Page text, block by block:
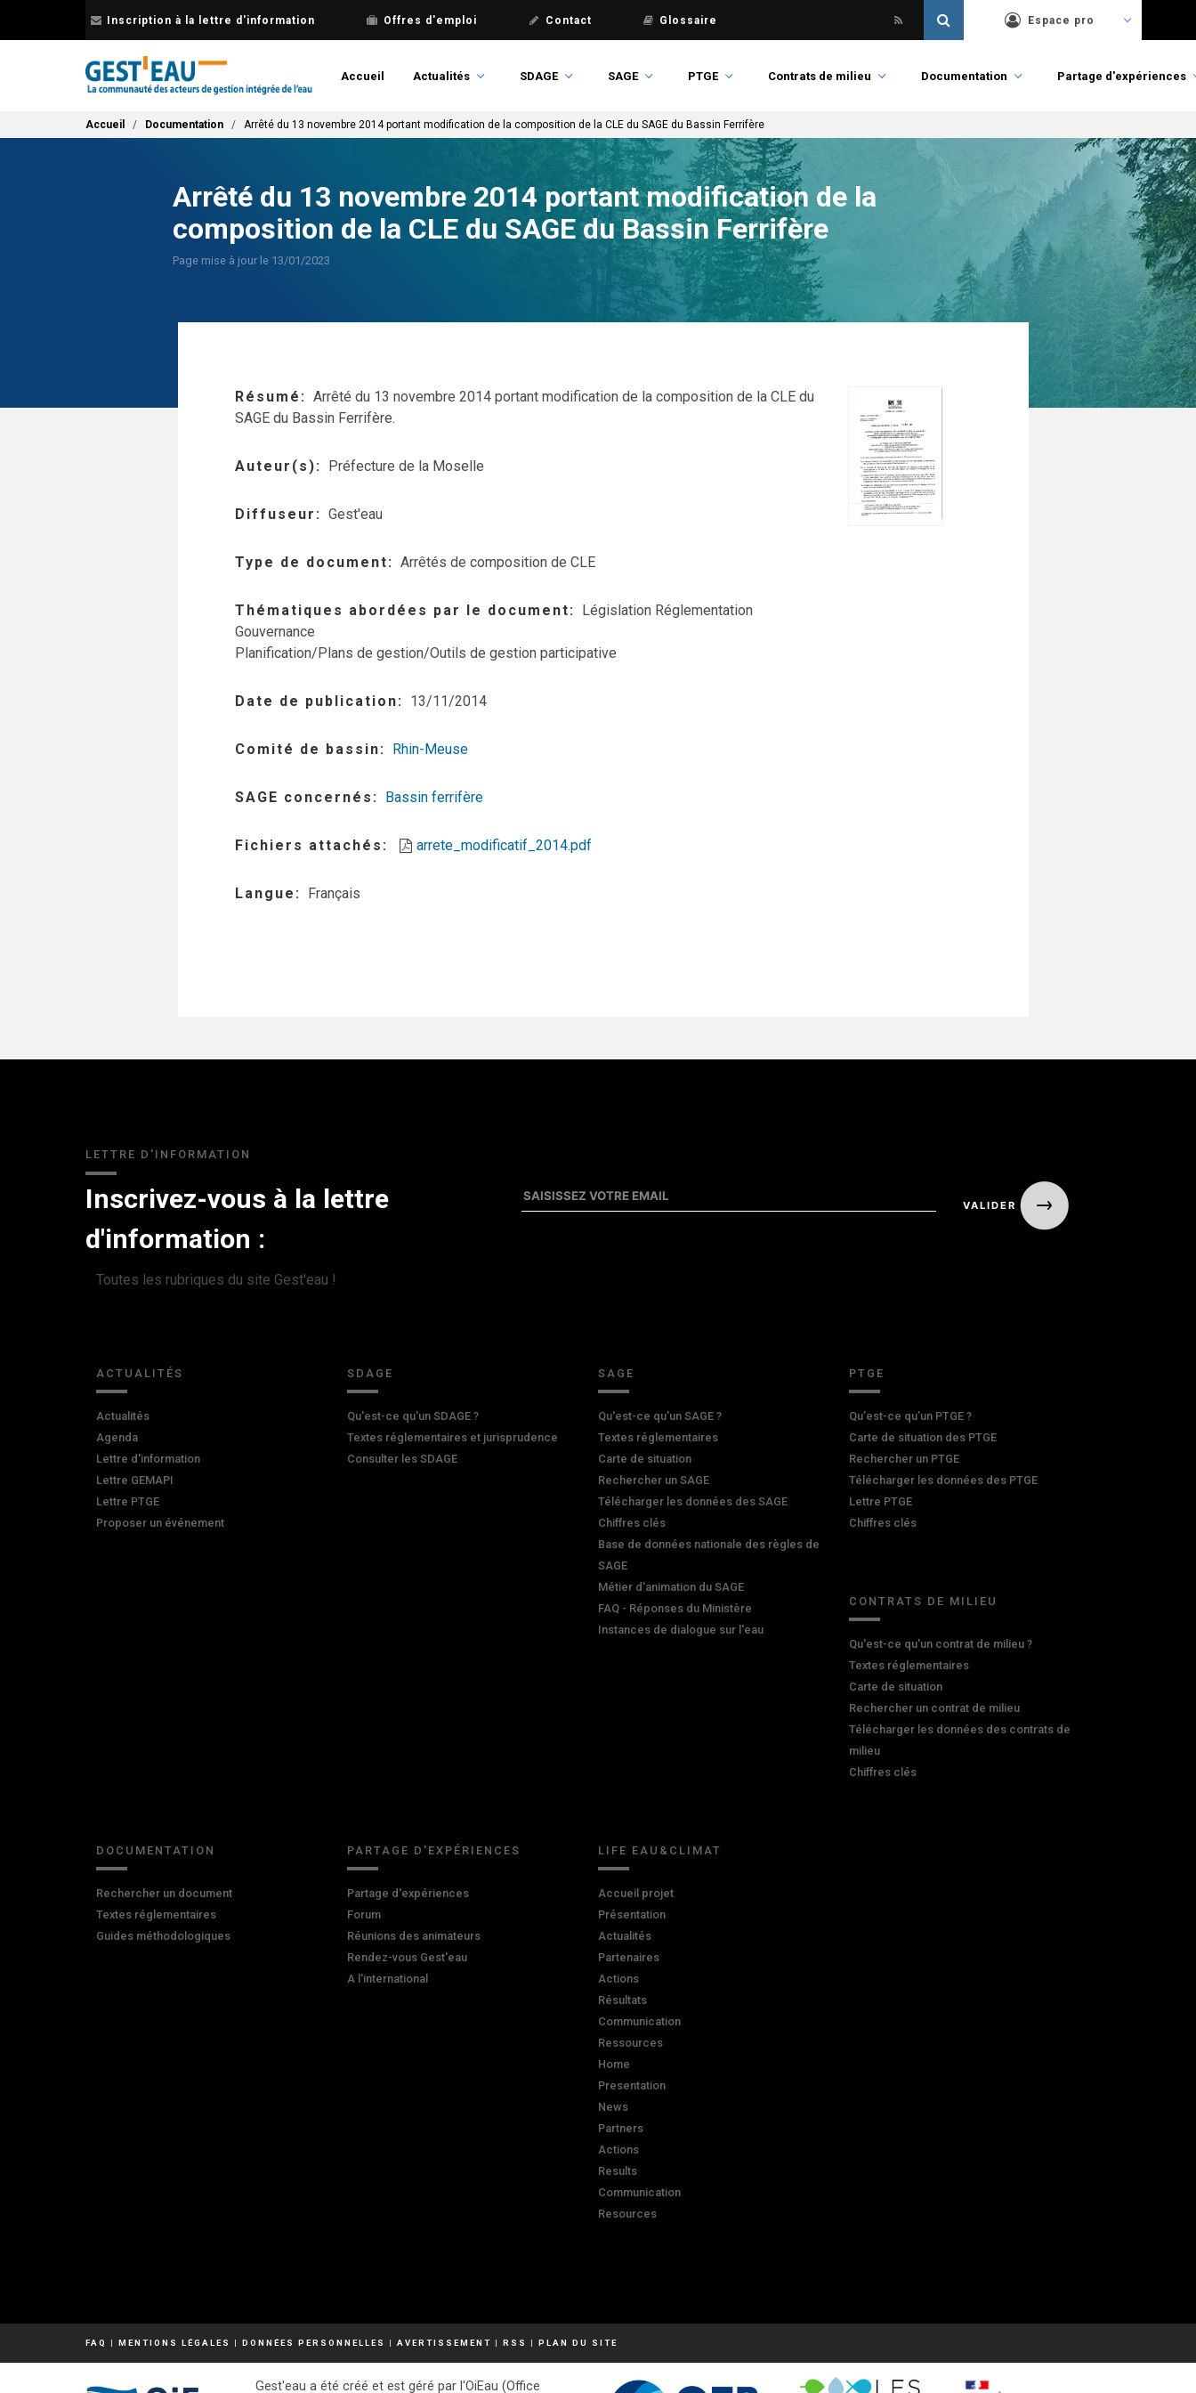
Inscription à la lettre d'information Offres d'emploi Contact Glossaire Espace pro
Accueil Actualités SDAGE SAGE PTGE Contrats de milieu Documentation Partage d'expériences
Fil d'Ariane
Accueil Documentation Arrêté du 13 novembre 2014 portant modification de la composition de la CLE du SAGE du Bassin Ferrifère
Arrêté du 13 novembre 2014 portant modification de la
composition de la CLE du SAGE du Bassin Ferrifère
Page mise à jour le 13/01/2023
Résumé
Arrêté du 13 novembre 2014 portant modification de la composition de la CLE du
SAGE du Bassin Ferrifère.
Auteur(s) Préfecture de la Moselle
Diffuseur Gest'eau
Type de document Arrêtés de composition de CLE
Thématiques abordées par le document
Législation Réglementation
Gouvernance
Planification/Plans de gestion/Outils de gestion participative
Date de publication 13/11/2014
Comité de bassin Rhin-Meuse
SAGE concernés Bassin ferrifère
Fichiers attachés arrete_modificatif_2014.pdf
Langue Français
LETTRE D'INFORMATION
Inscrivez-vous à la lettre
d'information :
Toutes les rubriques du site Gest'eau !
ACTUALITÉS
Actualités
Agenda
Lettre d'information
Lettre GEMAPI
Lettre PTGE
Proposer un événement
SDAGE
Qu'est-ce qu'un SDAGE ?
Textes réglementaires et jurisprudence
Consulter les SDAGE
SAGE
Qu'est-ce qu'un SAGE ?
Textes réglementaires
Carte de situation
Rechercher un SAGE
Télécharger les données des SAGE
Chiffres clés
Base de données nationale des règles de
SAGE
Métier d'animation du SAGE
FAQ - Réponses du Ministère
Instances de dialogue sur l'eau
PTGE
Qu’est-ce qu’un PTGE ?
Carte de situation des PTGE
Rechercher un PTGE
Télécharger les données des PTGE
Lettre PTGE
Chiffres clés
CONTRATS DE MILIEU
Qu'est-ce qu'un contrat de milieu ?
Textes réglementaires
Carte de situation
Rechercher un contrat de milieu
Télécharger les données des contrats de
milieu
Chiffres clés
DOCUMENTATION
Rechercher un document
Textes réglementaires
Guides méthodologiques
PARTAGE D'EXPÉRIENCES
Partage d'expériences
Forum
Réunions des animateurs
Rendez-vous Gest'eau
A l'international
LIFE EAU&CLIMAT
Accueil projet
Présentation
Actualités
Partenaires
Actions
Résultats
Communication
Ressources
Home
Presentation
News
Partners
Actions
Results
Communication
Resources
FAQ | MENTIONS LÉGALES | DONNÉES PERSONNELLES | AVERTISSEMENT | RSS | PLAN DU SITE
Gest'eau a été créé et est géré par l'OiEau (Office